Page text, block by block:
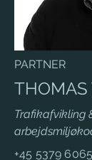
PARTNER
THOMAS
Trafikafvikling
+45 5379 6065